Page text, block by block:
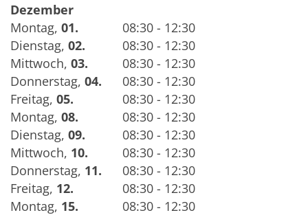
Dezember
Montag, 01.
08:30 - 12:30
Dienstag, 02.
08:30 - 12:30
Mittwoch, 03.
08:30 - 12:30
Donnerstag, 04.
08:30 - 12:30
Freitag, 05.
08:30 - 12:30
Montag, 08.
08:30 - 12:30
Dienstag, 09.
08:30 - 12:30
Mittwoch, 10.
08:30 - 12:30
Donnerstag, 11.
08:30 - 12:30
Freitag, 12.
08:30 - 12:30
Montag, 15.
08:30 - 12:30